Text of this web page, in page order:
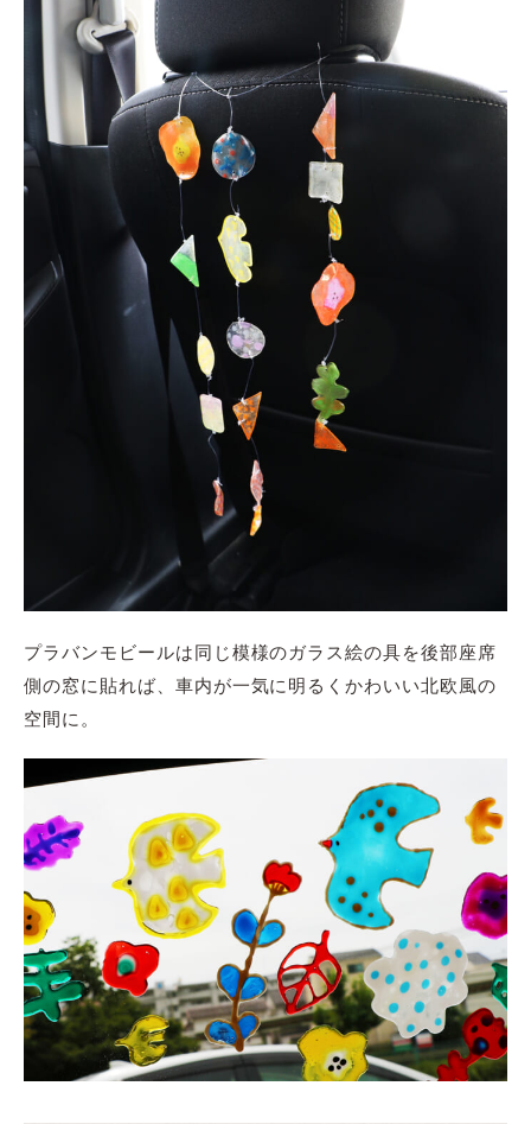
プラバンモビールは同じ模様のガラス絵の具を後部座席
側の窓に貼れば、車内が一気に明るくかわいい北欧風の
空間に。